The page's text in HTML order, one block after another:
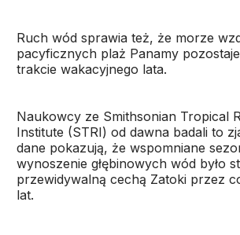
Ruch wód sprawia też, że morze
pacyficznych plaż Panamy
trakcie wakacyjnego lata.
Naukowcy ze Smithsonian Tropical
Institute (STRI) od dawna badali to
dane pokazują, że wspomniane
wynoszenie głębinowych wód było
przewidywalną cechą Zatoki przez
lat.